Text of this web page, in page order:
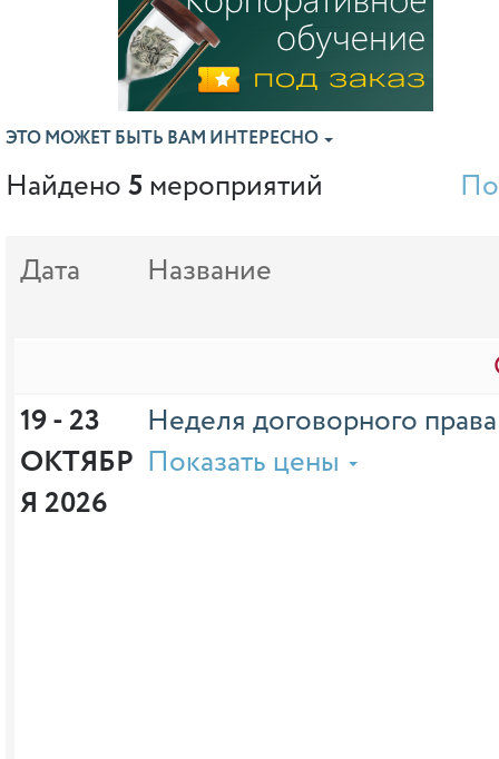
ЭТО МОЖЕТ БЫТЬ ВАМ ИНТЕРЕСНО
Найдено5 мероприятий
Дата
Название
19 - 23
ОКТЯБР
Я 2026
Неделя договорного права
Показать цены